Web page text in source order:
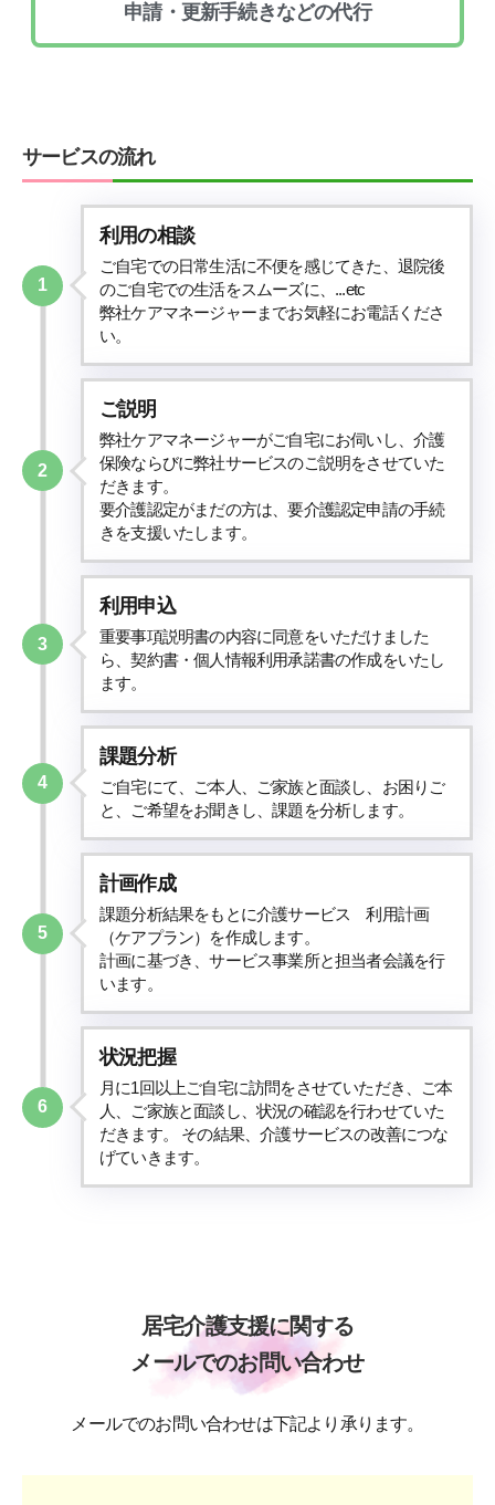
申請・更新手続きなどの代行
サービスの流れ
利用の相談
ご自宅での日常生活に不便を感じてきた、退院後
のご自宅での生活をスムーズに、...etc
弊社ケアマネージャーまでお気軽にお電話くださ
い。
1
ご説明
弊社ケアマネージャーがご自宅にお伺いし、介護
保険ならびに弊社サービスのご説明をさせていた
だきます。
要介護認定がまだの方は、要介護認定申請の手続
きを支援いたします。
2
利用申込
重要事項説明書の内容に同意をいただけました
ら、契約書・個人情報利用承諾書の作成をいたし
ます。
3
課題分析
ご自宅にて、ご本人、ご家族と面談し、お困りご
と、ご希望をお聞きし、課題を分析します。
4
計画作成
課題分析結果をもとに介護サービス 利用計画
（ケアプラン）を作成します。
計画に基づき、サービス事業所と担当者会議を行
います。
5
状況把握
月に1回以上ご自宅に訪問をさせていただき、ご本
人、ご家族と面談し、状況の確認を行わせていた
だきます。 その結果、介護サービスの改善につな
げていきます。
6
居宅介護支援に関する
メールでのお問い合わせ
メールでのお問い合わせは下記より承ります。